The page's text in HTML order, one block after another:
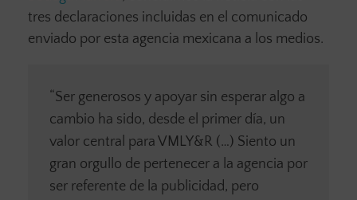
tres declaraciones incluidas en el comunicado
enviado por esta agencia mexicana a los medios.
“Ser generosos y apoyar sin esperar algo a
cambio ha sido, desde el primer día, un
valor central para VMLY&R (…) Siento un
gran orgullo de pertenecer a la agencia por
ser referente de la publicidad, pero